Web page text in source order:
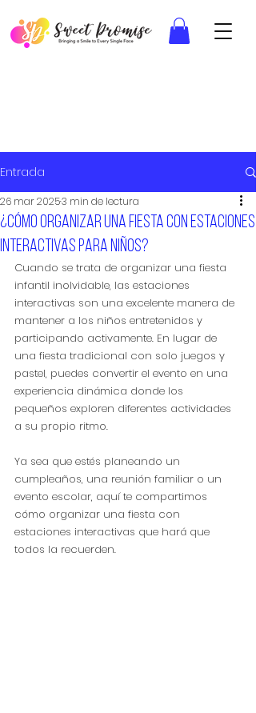
Entrada
¿Cómo organizar una fiesta con estaciones
interactivas para niños?
26 mar 20253 min de lectura
Cuando se trata de organizar una fiesta
infantil inolvidable, las estaciones
interactivas son una excelente manera de
mantener a los niños entretenidos y
participando activamente. En lugar de
una fiesta tradicional con solo juegos y
pastel, puedes convertir el evento en una
experiencia dinámica donde los
pequeños exploren diferentes actividades
a su propio ritmo.
Ya sea que estés planeando un
cumpleaños, una reunión familiar o un
evento escolar, aquí te compartimos
cómo organizar una fiesta con
estaciones interactivas que hará que
todos la recuerden.